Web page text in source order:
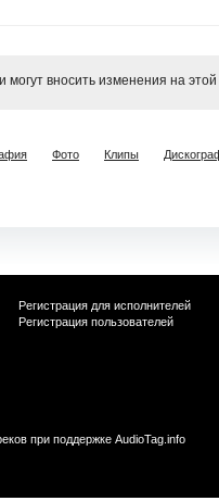
могут вносить изменения на
Фото Клипы
Регистрация для исполнителей
Регистрация пользователей
при поддержке AudioTag.info